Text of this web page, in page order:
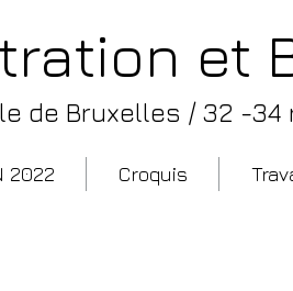
et
de Bruxelles / 32 -34
2022 Croquis